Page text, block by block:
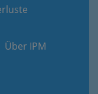
Über IPM